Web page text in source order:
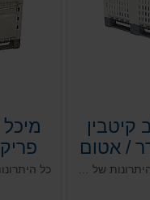
קיטבין
/ אטום
מיכל
120*100*h128